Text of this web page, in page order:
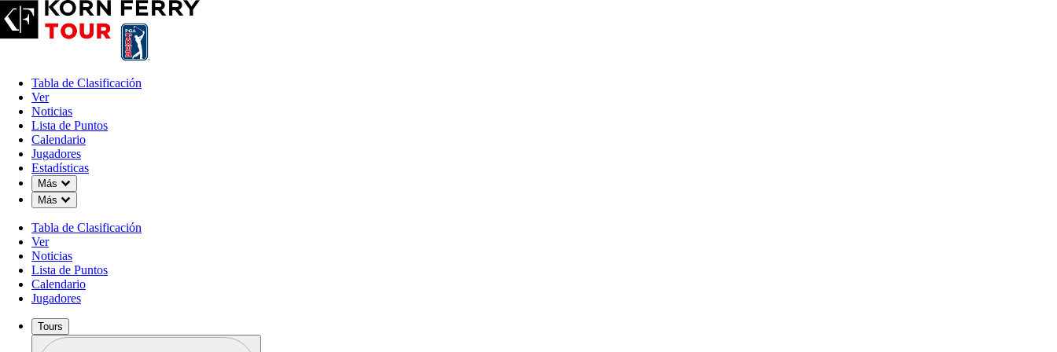
Tabla de Clasificación
Ver
Noticias
Lista de Puntos
Calendario
Jugadores
Estadísticas
Más
Down Chevron
Más
Down Chevron
Tabla de Clasificación
Ver
Noticias
Lista de Puntos
Calendario
Jugadores
Tours